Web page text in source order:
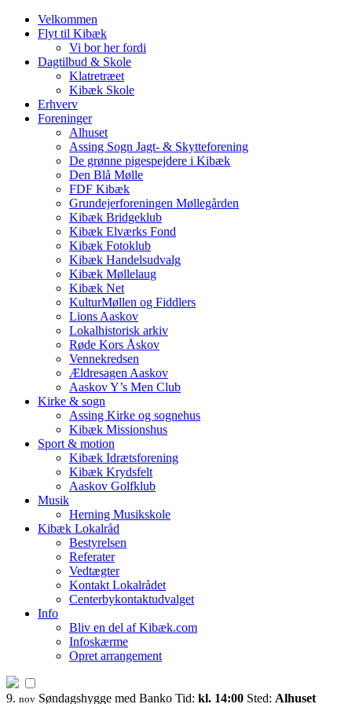
Velkommen
Flyt til Kibæk
Vi bor her fordi
Dagtilbud & Skole
Klatretræet
Kibæk Skole
Erhverv
Foreninger
Alhuset
Assing Sogn Jagt- & Skytteforening
De grønne pigespejdere i Kibæk
Den Blå Mølle
FDF Kibæk
Grundejerforeningen Møllegården
Kibæk Bridgeklub
Kibæk Elværks Fond
Kibæk Fotoklub
Kibæk Handelsudvalg
Kibæk Møllelaug
Kibæk Net
KulturMøllen og Fiddlers
Lions Aaskov
Lokalhistorisk arkiv
Røde Kors Åskov
Vennekredsen
Ældresagen Aaskov
Aaskov Y’s Men Club
Kirke & sogn
Assing Kirke og sognehus
Kibæk Missionshus
Sport & motion
Kibæk Idrætsforening
Kibæk Krydsfelt
Aaskov Golfklub
Musik
Herning Musikskole
Kibæk Lokalråd
Bestyrelsen
Referater
Vedtægter
Kontakt Lokalrådet
Centerbykontaktudvalget
Info
Bliv en del af Kibæk.com
Infoskærme
Opret arrangement
9. nov Søndagshygge med Banko Tid: kl. 14:00 Sted: Alhuset